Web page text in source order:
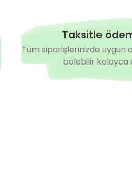
Taksitle
Tüm siparişlerinizde uygun
bölebilir kolayca